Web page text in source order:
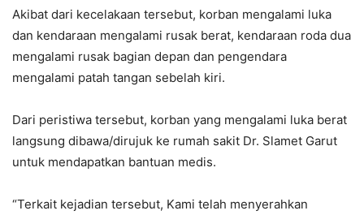
Akibat dari kecelakaan tersebut, korban mengalami luka
dan kendaraan mengalami rusak berat, kendaraan roda dua
mengalami rusak bagian depan dan pengendara
mengalami patah tangan sebelah kiri.
Dari peristiwa tersebut, korban yang mengalami luka berat
langsung dibawa/dirujuk ke rumah sakit Dr. Slamet Garut
untuk mendapatkan bantuan medis.
“Terkait kejadian tersebut, Kami telah menyerahkan